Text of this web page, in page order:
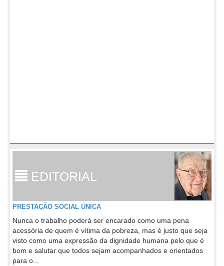
EDITORIAL
PRESTAÇÃO SOCIAL ÚNICA
Nunca o trabalho poderá ser encarado como uma pena
acessória de quem é vítima da pobreza, mas é justo que seja
visto como uma expressão da dignidade humana pelo que é
bom e salutar que todos sejam acompanhados e orientados
para o...